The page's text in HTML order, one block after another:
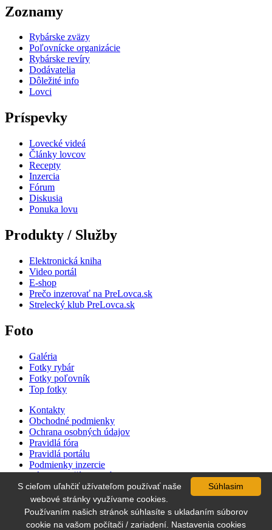
Zoznamy
Rybárske zväzy
Poľovnícke organizácie
Rybárske revíry
Dodávatelia
Dôležité info
Lovci
Príspevky
Lovecké videá
Články lovcov
Recepty
Inzercia
Fórum
Diskusia
Ponuka lovu
Produkty / Služby
Elektronická kniha
Video portál
E-shop
Prečo inzerovať na PreLovca.sk
Strelecký klub PreLovca.sk
Foto
Galéria
Fotky rybár
Fotky poľovník
Top fotky
Kontakty
Obchodné podmienky
Ochrana osobných údajov
Pravidlá fóra
Pravidlá portálu
Podmienky inzercie
Zásady používania súborov cookie
Cenník inzercie
Súťaž
Súhlasim
S cieľom uľahčiť užívateľom používať naše
webové stránky využívame cookies.
Používaním našich stránok súhlasíte s ukladaním súborov
cookie na vašom počítači / zariadení. Nastavenia cookies